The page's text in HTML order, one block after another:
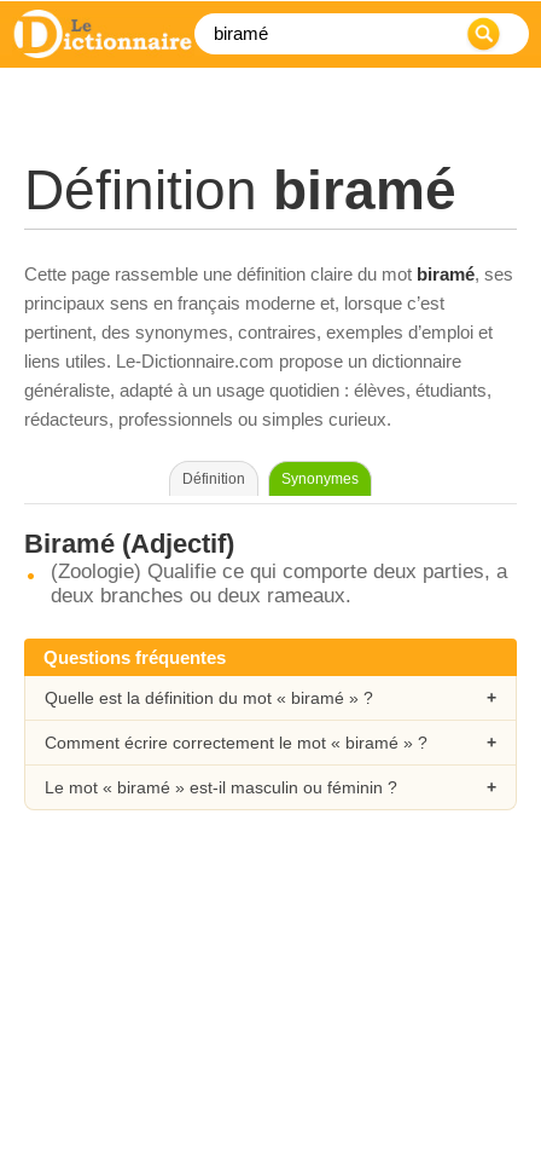
Définition biramé
Cette page rassemble une définition claire du mot biramé, ses
principaux sens en français moderne et, lorsque c’est
pertinent, des synonymes, contraires, exemples d’emploi et
liens utiles. Le-Dictionnaire.com propose un dictionnaire
généraliste, adapté à un usage quotidien : élèves, étudiants,
rédacteurs, professionnels ou simples curieux.
Définition Synonymes
Biramé (Adjectif)
(Zoologie) Qualifie ce qui comporte deux parties, a
deux branches ou deux rameaux.
Questions fréquentes
Quelle est la définition du mot « biramé » ?
Comment écrire correctement le mot « biramé » ?
Le mot « biramé » est-il masculin ou féminin ?